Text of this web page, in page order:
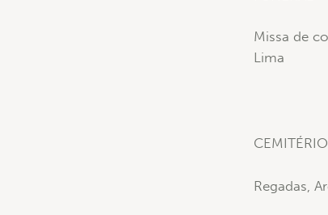
Missa de
Lima
CEMITÉRIO
Regadas,